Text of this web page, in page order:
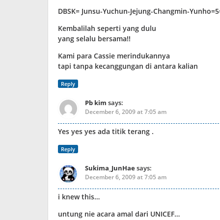
DBSK= Junsu-Yuchun-Jejung-Changmin-
Kembalilah seperti yang dulu
yang selalu bersama!!
Kami para Cassie merindukannya
tapi tanpa kecanggungan di antara kalian
Reply
Pb kim says:
December 6, 2009 at 7:05 am
Yes yes yes ada titik terang .
Reply
Sukima_JunHaesays:
December 6, 2009 at 7:05 am
i knew this…
untung nie acara amal dari UNICEF…